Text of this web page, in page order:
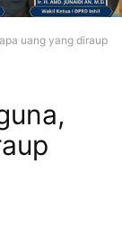
uang yang diraup